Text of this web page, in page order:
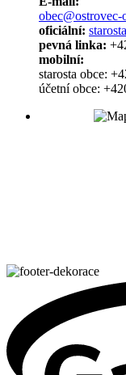
obec@ostrovec-
oficiální:
pevná linka:
mobilní:
starosta obce:
účetní obce: